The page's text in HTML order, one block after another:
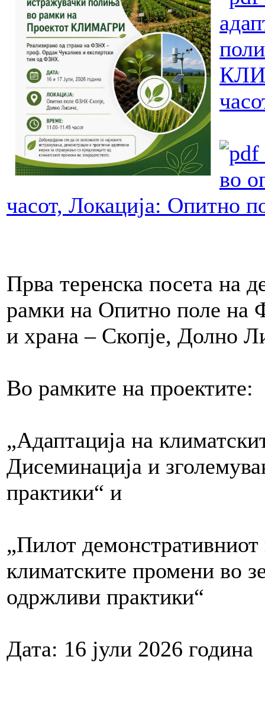
во
часот, Локација: Опитно
Прва теренска посета на
рамки на Опитно поле на
и храна – Скопје, Долно
Во рамките на проектите:
„Адаптација на
Дисеминација и
практики“ и
„Пилот демонстративниот
климатските промени во
одржливи практики“
Дата: 16 јули 2026 година